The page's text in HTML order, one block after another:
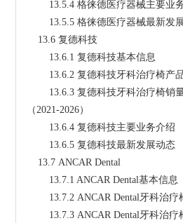
13.5.4 格徕德医疗器械主要
13.5.5 格徕德医疗器械最新
    13.6 复德科技
        13.6.1 复德科技基本信息
13.6.2 复德科技牙科治疗椅
（2021-2026）
        13.6.4 复德科技主要业务介绍
        13.6.5 复德科技最新发展动态
    13.7 ANCAR Dental
        13.7.1 ANCAR Dental基本信息
13.7.2 ANCAR Dental牙科